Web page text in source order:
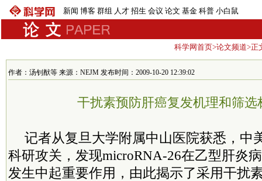
新闻 博客 群组 人才 招生 会议 论文 基金 科普 小白鼠
科学网首页>论文频道>正
作者：汤钊猷等 来源：NEJM 发布时间：2009-10-20 12:39:02
干扰素预防肝癌复发机理和筛选
记者从复旦大学附属中山医院获悉，中
科研攻关，发现microRNA-26在乙型肝炎
发生中起重要作用，由此揭示了采用干扰